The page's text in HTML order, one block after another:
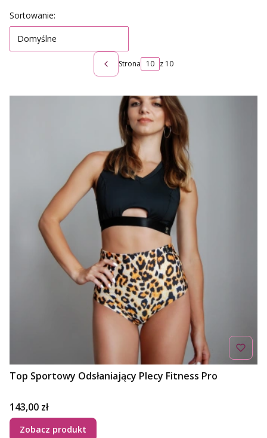
Lista produktów
Sortowanie:
Domyślne
Poprzednie produkty
Strona z 10
Top Sportowy Odsłaniający Plecy Fitness Pro
Cena
143,00 zł
Zobacz produkt